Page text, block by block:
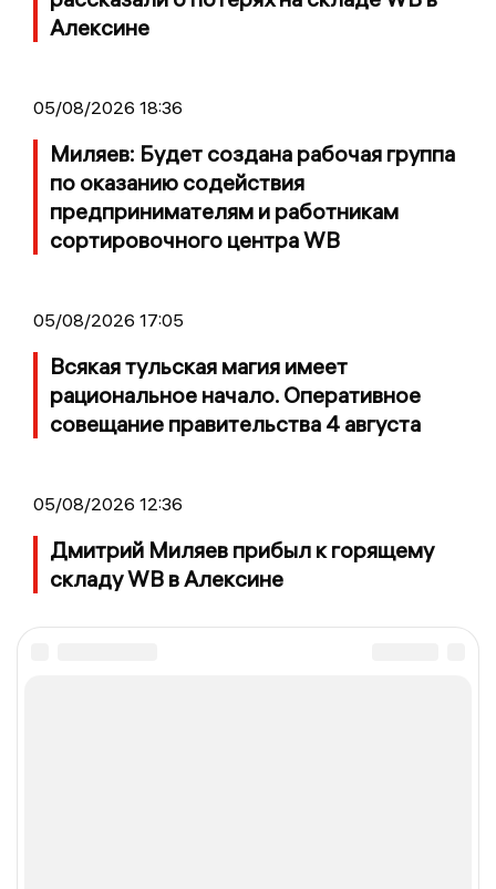
Алексине
05/08/2026 18:36
Миляев: Будет создана рабочая группа
по оказанию содействия
предпринимателям и работникам
сортировочного центра WB
05/08/2026 17:05
Всякая тульская магия имеет
рациональное начало. Оперативное
совещание правительства 4 августа
05/08/2026 12:36
Дмитрий Миляев прибыл к горящему
складу WB в Алексине